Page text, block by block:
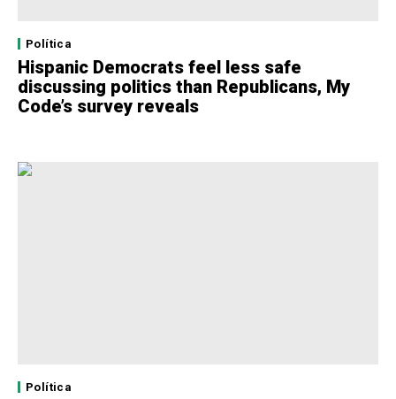
Política
Hispanic Democrats feel less safe
discussing politics than Republicans, My
Code’s survey reveals
Política